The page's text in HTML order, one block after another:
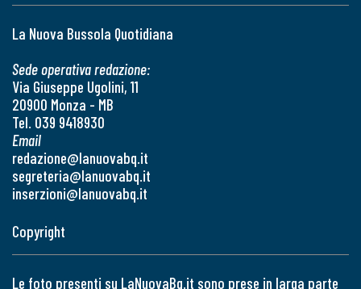
La Nuova Bussola Quotidiana
Sede operativa redazione:
Via Giuseppe Ugolini, 11
20900 Monza - MB
Tel. 039 9418930
Email
redazione@lanuovabq.it
segreteria@lanuovabq.it
inserzioni@lanuovabq.it
Copyright
Le foto presenti su LaNuovaBq.it sono prese in larga parte